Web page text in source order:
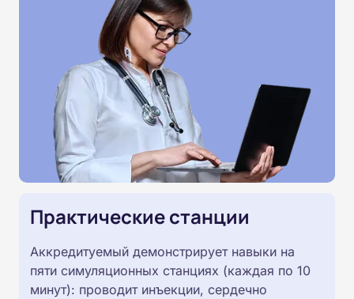
Практические станции
Аккредитуемый демонстрирует навыки на
пяти симуляционных станциях (каждая по 10
минут): проводит инъекции, сердечно